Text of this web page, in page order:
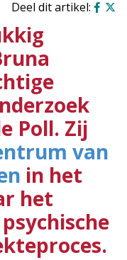
Poll. Zij
van
in het
het